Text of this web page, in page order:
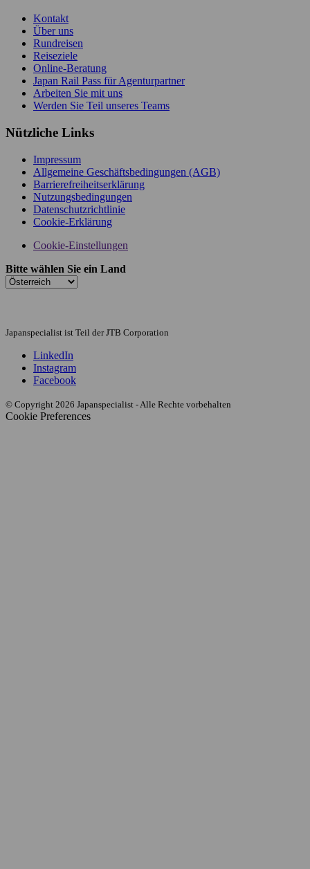
Kontakt
Über uns
Rundreisen
Reiseziele
Online-Beratung
Japan Rail Pass für Agenturpartner
Arbeiten Sie mit uns
Werden Sie Teil unseres Teams
Nützliche Links
Impressum
Allgemeine Geschäftsbedingungen (AGB)
Barrierefreiheitserklärung
Nutzungsbedingungen
Datenschutzrichtlinie
Cookie-Erklärung
Cookie-Einstellungen
Bitte wählen Sie ein Land
Japanspecialist ist Teil der JTB Corporation
LinkedIn
Instagram
Facebook
© Copyright 2026 Japanspecialist - Alle Rechte vorbehalten
Cookie Preferences